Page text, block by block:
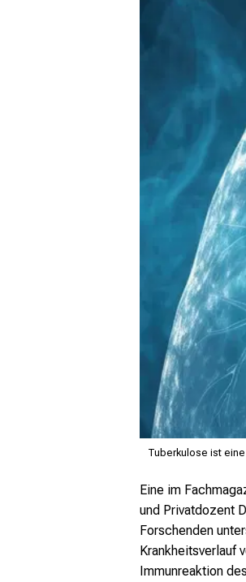
Tuberkulose ist
Eine im
und Privatdozent
Forschenden
Krankheitsverlauf
Immunreaktion